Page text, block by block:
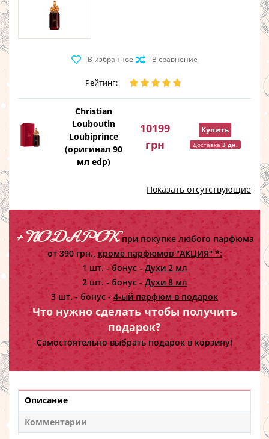
Рейтинг:
Christian
Louboutin
Loubiprince
(оригинал 90
мл edp)
10199
грн
Купить
Доставка 3 дн.
Показать отсутствующие
+ ПОДАРОКпри покупке любого парфюма
от 390 грн., кроме парфюмов "АКЦИЯ" *:
1 шт. - бонус - Духи 2 мл
2 шт. - бонус -Духи 8 мл
3 шт. - бонус - 4-ый парфюм в подарок
Что нужно сделать чтобы получить
подарок?
Самостоятельно выбрать подарок в корзину!
Описание
Комментарии